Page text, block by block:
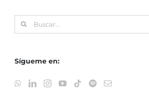
Buscar:
Sígueme en: